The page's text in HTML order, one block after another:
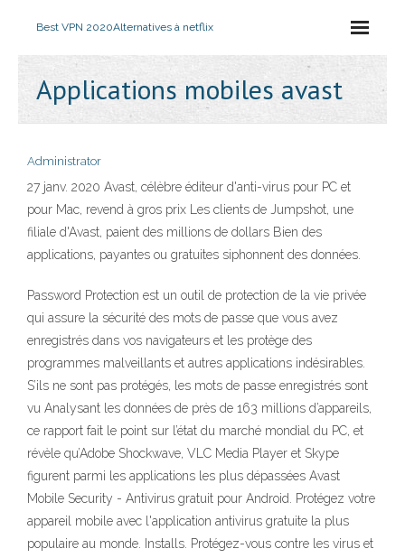
Best VPN 2020Alternatives à netflix
Applications mobiles avast
Administrator
27 janv. 2020 Avast, célèbre éditeur d'anti-virus pour PC et
pour Mac, revend à gros prix Les clients de Jumpshot, une
filiale d'Avast, paient des millions de dollars Bien des
applications, payantes ou gratuites siphonnent des données.
Password Protection est un outil de protection de la vie privée
qui assure la sécurité des mots de passe que vous avez
enregistrés dans vos navigateurs et les protège des
programmes malveillants et autres applications indésirables.
S’ils ne sont pas protégés, les mots de passe enregistrés sont
vu Analysant les données de près de 163 millions d’appareils,
ce rapport fait le point sur l’état du marché mondial du PC, et
révèle qu’Adobe Shockwave, VLC Media Player et Skype
figurent parmi les applications les plus dépassées Avast
Mobile Security - Antivirus gratuit pour Android. Protégez votre
appareil mobile avec l'application antivirus gratuite la plus
populaire au monde. Installs. Protégez-vous contre les virus et